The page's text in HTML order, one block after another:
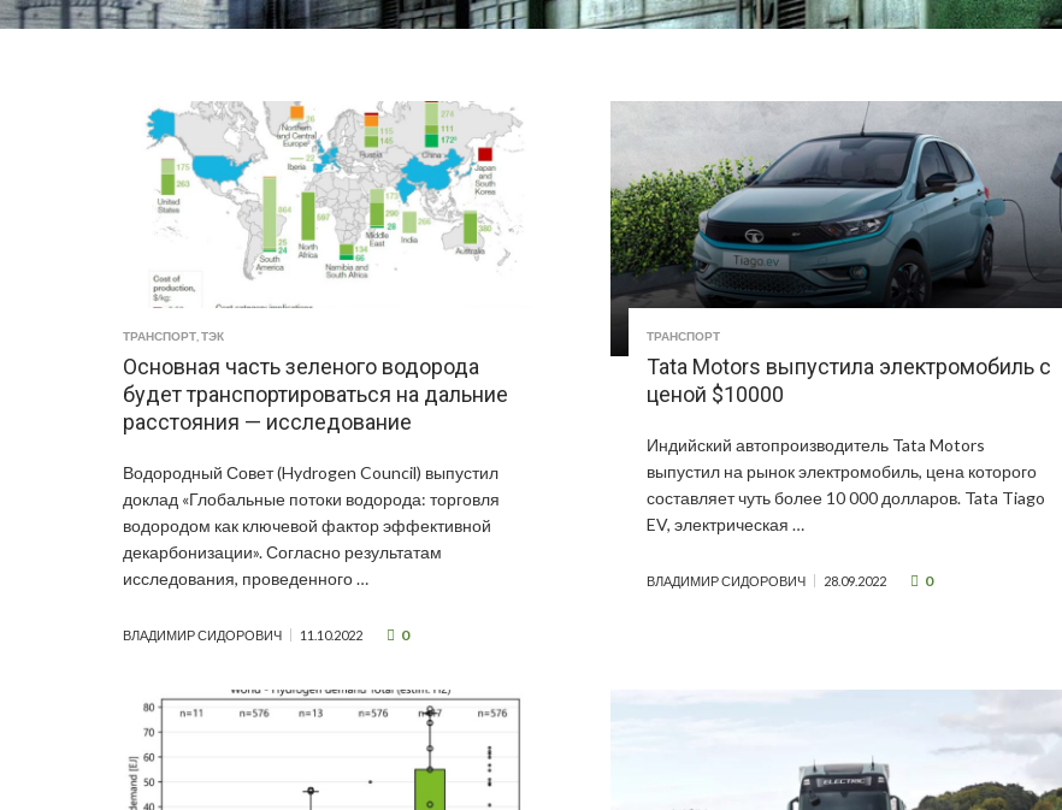
ТРАНСПОРТ ТЭК
Основная часть зеленого водорода
будет транспортироваться на дальние
расстояния — исследование
Водородный Совет (Hydrogen Council) выпустил
доклад «Глобальные потоки водорода: торговля
водородом как ключевой фактор эффективной
декарбонизации». Согласно результатам
исследования, проведенного …
ВЛАДИМИР СИДОРОВИЧ 11.10.2022 0
ТРАНСПОРТ
Tata Motors выпустила электромобиль с
ценой $10000
Индийский автопроизводитель Tata Motors
выпустил на рынок электромобиль, цена которого
составляет чуть более 10 000 долларов. Tata Tiago
EV, электрическая …
ВЛАДИМИР СИДОРОВИЧ 28.09.2022 0